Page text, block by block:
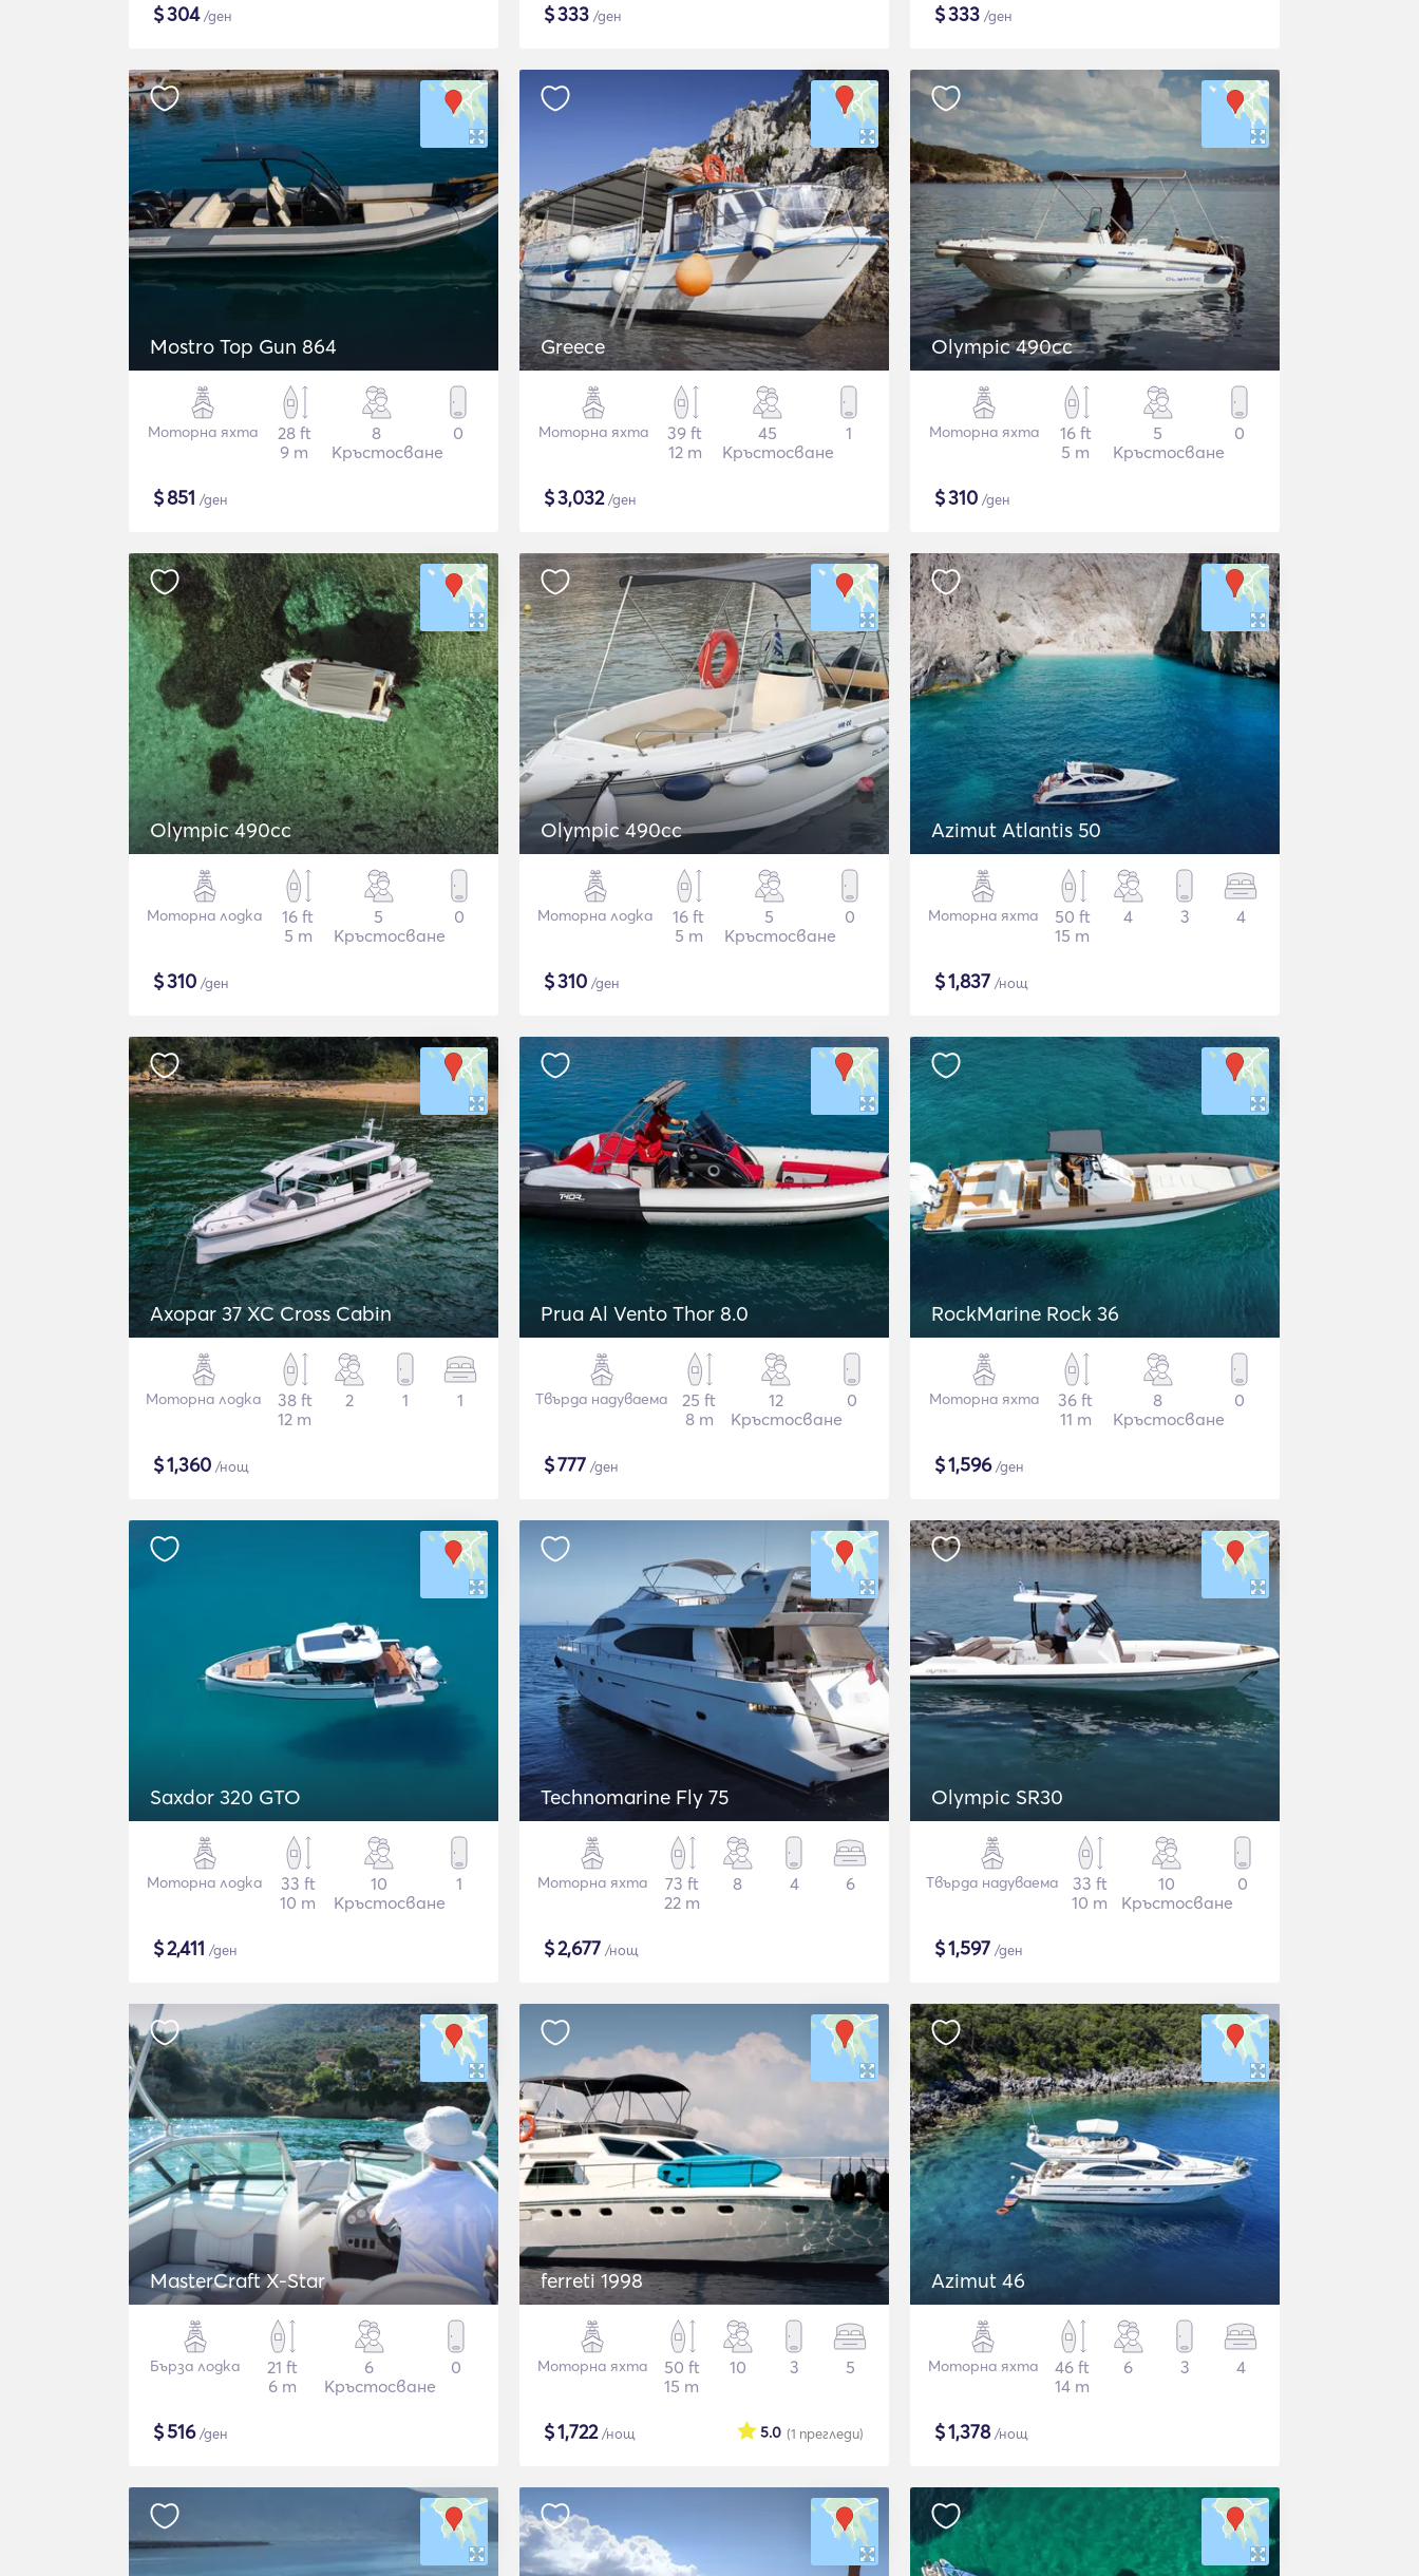
$304/ден $333 /ден $333 /ден
Mostro Top Gun 864
Моторна яхта
28 ft
9 m
8
Кръстосване
0
$851 /ден
Greece
Моторна яхта
39 ft
12 m
45
Кръстосване
1
$3,032/ден
Olympic 490cc
Моторна яхта
16 ft
5 m
5
Кръстосване
0
$310 /ден
Olympic 490cc
Моторна лодка
16 ft
5 m
5
Кръстосване
0
$310 /ден
Olympic 490cc
Моторна лодка
16 ft
5 m
5
Кръстосване
0
$310 /ден
Azimut Atlantis 50
Моторна яхта
50 ft
15 m
4 3 4
$1,837 /нощ
Axopar 37 XC Cross Cabin
Моторна лодка
38 ft
12 m
2 1 1
$1,360 /нощ
Prua Al Vento Thor 8.0
Твърда надуваема
25 ft
8 m
12
Кръстосване
0
$777 /ден
RockMarine Rock 36
Моторна яхта
36 ft
11 m
8
Кръстосване
0
$1,596/ден
Saxdor 320 GTO
Моторна лодка
33 ft
10 m
10
Кръстосване
1
$2,411 /ден
Technomarine Fly 75
Моторна яхта
73 ft
22 m
8 4 6
$2,677 /нощ
Olympic SR30
Твърда надуваема
33 ft
10 m
10
Кръстосване
0
$1,597 /ден
MasterCraft X-Star
Бърза лодка
21 ft
6 m
6
Кръстосване
0
$516/ден
ferreti 1998
Моторна яхта
50 ft
15 m
10 3 5
$1,722/нощ (1 прегледи)
5.0
Azimut 46
Моторна яхта
46 ft
14 m
6 3 4
$1,378/нощ